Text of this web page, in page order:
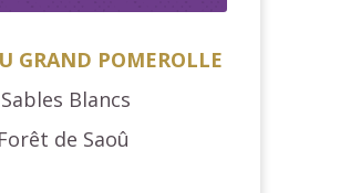
GRAND POMEROLLE
Blancs
de Saoû